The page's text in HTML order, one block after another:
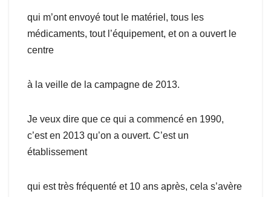
qui m’ont envoyé tout le matériel, tous les
médicaments, tout l’équipement, et on a ouvert le
centre
à la veille de la campagne de 2013.
Je veux dire que ce qui a commencé en 1990,
c’est en 2013 qu’on a ouvert. C’est un
établissement
qui est très fréquenté et 10 ans après, cela s’avère